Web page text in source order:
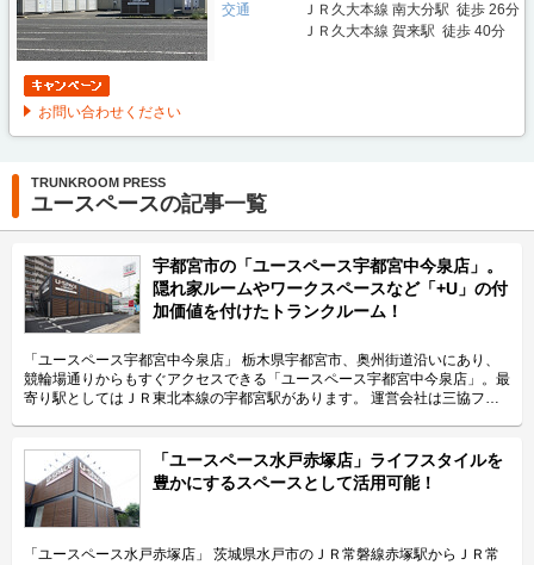
交通
ＪＲ久大本線 南大分駅 徒歩 26分
ＪＲ久大本線 賀来駅 徒歩 40分
お問い合わせください
TRUNKROOM PRESS
ユースペースの記事一覧
宇都宮市の「ユースペース宇都宮中今泉店」。
隠れ家ルームやワークスペースなど「+U」の付
加価値を付けたトランクルーム！
「ユースペース宇都宮中今泉店」 栃木県宇都宮市、奥州街道沿いにあり、
競輪場通りからもすぐアクセスできる「ユースペース宇都宮中今泉店」。最
寄り駅としてはＪＲ東北本線の宇都宮駅があります。 運営会社は三協フロ
スペース）」の運営会社です。 今回は、三協フロンテア株式会社が運営し
ている「ユースペース宇都宮中今泉店」の特長や利用用途などをご紹介致し
ます。 「ユースペース宇都宮中今泉店」の特長を教えてください。 「ユー
スペース宇都宮中今泉店」はトランクルームを通じてライフスタイルを豊か
にするというコンセプト「+U」の施設としてお客様に付加価値のある快適
な空間を提供したいという想いから、通常の収納スペースのほか、趣味やテ
「ユースペース水戸赤塚店」ライフスタイルを
豊かにするスペースとして活用可能！
「ユースペース水戸赤塚店」 茨城県水戸市のＪＲ常磐線赤塚駅からＪＲ常